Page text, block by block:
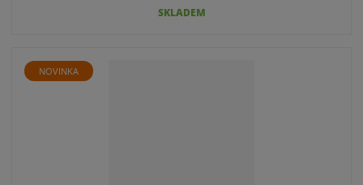
SKLADEM
NOVINKA